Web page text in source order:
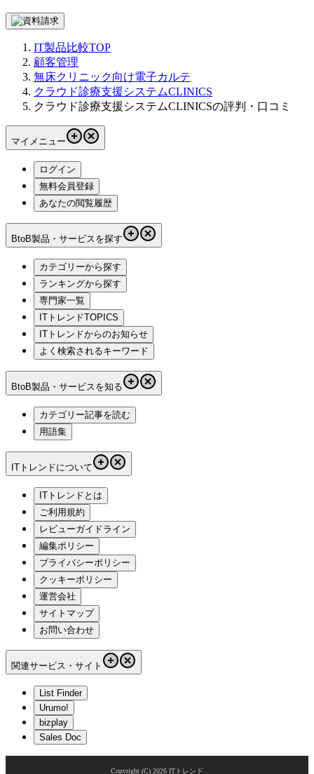
IT製品比較TOP
顧客管理
無床クリニック向け電子カルテ
クラウド診療支援システムCLINICS
クラウド診療支援システムCLINICSの評判・口コミ
マイメニュー
ログイン
無料会員登録
あなたの閲覧履歴
BtoB製品・サービスを探す
カテゴリーから探す
ランキングから探す
専門家一覧
ITトレンドTOPICS
ITトレンドからのお知らせ
よく検索されるキーワード
BtoB製品・サービスを知る
カテゴリー記事を読む
用語集
ITトレンドについて
ITトレンドとは
ご利用規約
レビューガイドライン
編集ポリシー
プライバシーポリシー
クッキーポリシー
運営会社
サイトマップ
お問い合わせ
関連サービス・サイト
List Finder
Urumo!
bizplay
Sales Doc
Copyright (C) 2026 ITトレンド